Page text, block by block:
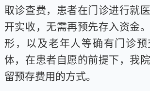
取诊查费，患者在门诊进行就
开实收，无需再预先存入资金
形，以及老年人等确有门诊
体，在患者自愿的前提下，我
留预存费用的方式。